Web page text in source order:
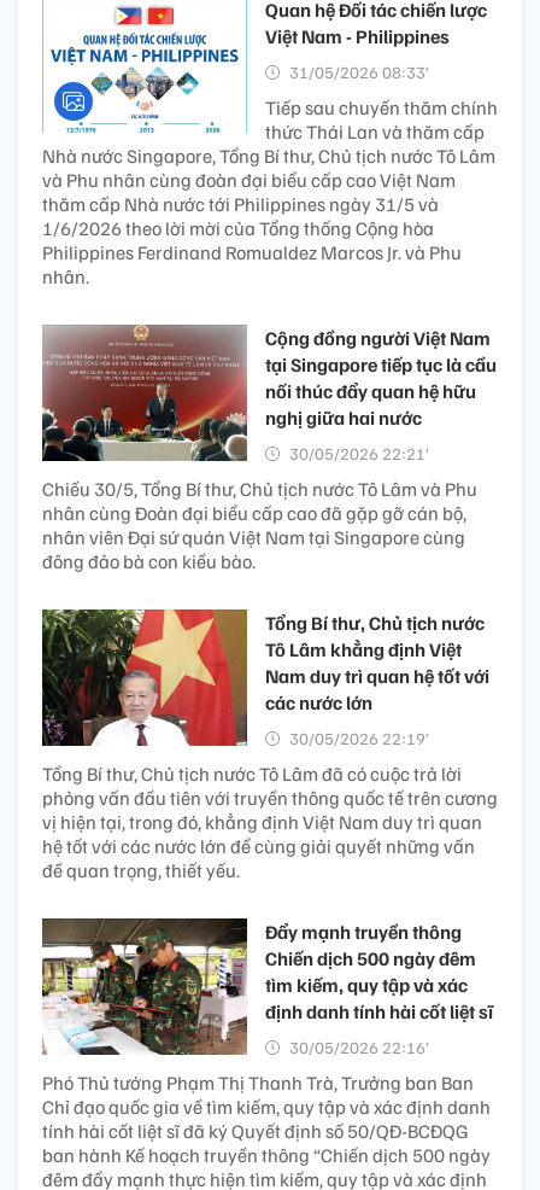
Quan hệ Đối tác chiến lược
Việt Nam - Philippines
31/05/2026 08:33’
Tiếp sau chuyến thăm chính
thức Thái Lan và thăm cấp
Nhà nước Singapore, Tổng Bí thư, Chủ tịch nước Tô Lâm
và Phu nhân cùng đoàn đại biểu cấp cao Việt Nam
thăm cấp Nhà nước tới Philippines ngày 31/5 và
1/6/2026 theo lời mời của Tổng thống Cộng hòa
Philippines Ferdinand Romualdez Marcos Jr. và Phu
nhân.
Cộng đồng người Việt Nam
tại Singapore tiếp tục là cầu
nối thúc đẩy quan hệ hữu
nghị giữa hai nước
30/05/2026 22:21’
Chiều 30/5, Tổng Bí thư, Chủ tịch nước Tô Lâm và Phu
nhân cùng Đoàn đại biểu cấp cao đã gặp gỡ cán bộ,
nhân viên Đại sứ quán Việt Nam tại Singapore cùng
đông đảo bà con kiều bào.
Tổng Bí thư, Chủ tịch nước
Tô Lâm khẳng định Việt
Nam duy trì quan hệ tốt với
các nước lớn
30/05/2026 22:19’
Tổng Bí thư, Chủ tịch nước Tô Lâm đã có cuộc trả lời
phỏng vấn đầu tiên với truyền thông quốc tế trên cương
vị hiện tại, trong đó, khẳng định Việt Nam duy trì quan
hệ tốt với các nước lớn để cùng giải quyết những vấn
đề quan trọng, thiết yếu.
Đẩy mạnh truyền thông
Chiến dịch 500 ngày đêm
tìm kiếm, quy tập và xác
định danh tính hài cốt liệt sĩ
30/05/2026 22:16’
Phó Thủ tướng Phạm Thị Thanh Trà, Trưởng ban Ban
Chỉ đạo quốc gia về tìm kiếm, quy tập và xác định danh
tính hài cốt liệt sĩ đã ký Quyết định số 50/QĐ-BCĐQG
ban hành Kế hoạch truyền thông “Chiến dịch 500 ngày
đêm đẩy mạnh thực hiện tìm kiếm, quy tập và xác định